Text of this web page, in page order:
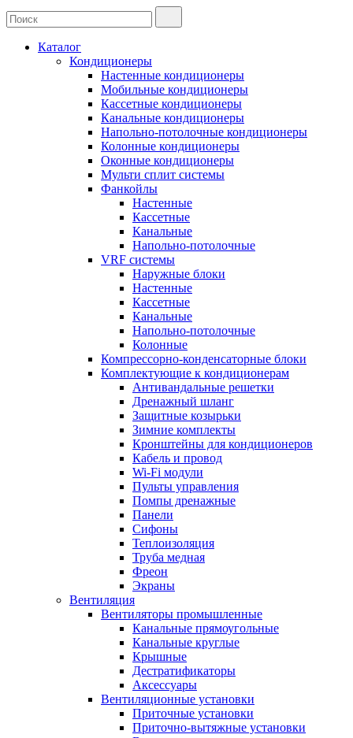
Каталог
Кондиционеры
Настенные кондиционеры
Мобильные кондиционеры
Кассетные кондиционеры
Канальные кондиционеры
Напольно-потолочные кондиционеры
Колонные кондиционеры
Оконные кондиционеры
Мульти сплит системы
Фанкойлы
Настенные
Кассетные
Канальные
Напольно-потолочные
VRF системы
Наружные блоки
Настенные
Кассетные
Канальные
Напольно-потолочные
Колонные
Компрессорно-конденсаторные блоки
Комплектующие к кондиционерам
Антивандальные решетки
Дренажный шланг
Защитные козырьки
Зимние комплекты
Кронштейны для кондиционеров
Кабель и провод
Wi-Fi модули
Пульты управления
Помпы дренажные
Панели
Сифоны
Теплоизоляция
Труба медная
Фреон
Экраны
Вентиляция
Вентиляторы промышленные
Канальные прямоугольные
Канальные круглые
Крышные
Дестратификаторы
Аксессуары
Вентиляционные установки
Приточные установки
Приточно-вытяжные установки